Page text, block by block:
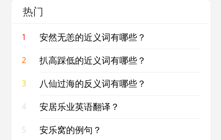
热门
1 安然无恙的近义词有哪些？
2 扒高踩低的近义词有哪些？
3 八仙过海的反义词有哪些？
4 安居乐业英语翻译？
5 安乐窝的例句？